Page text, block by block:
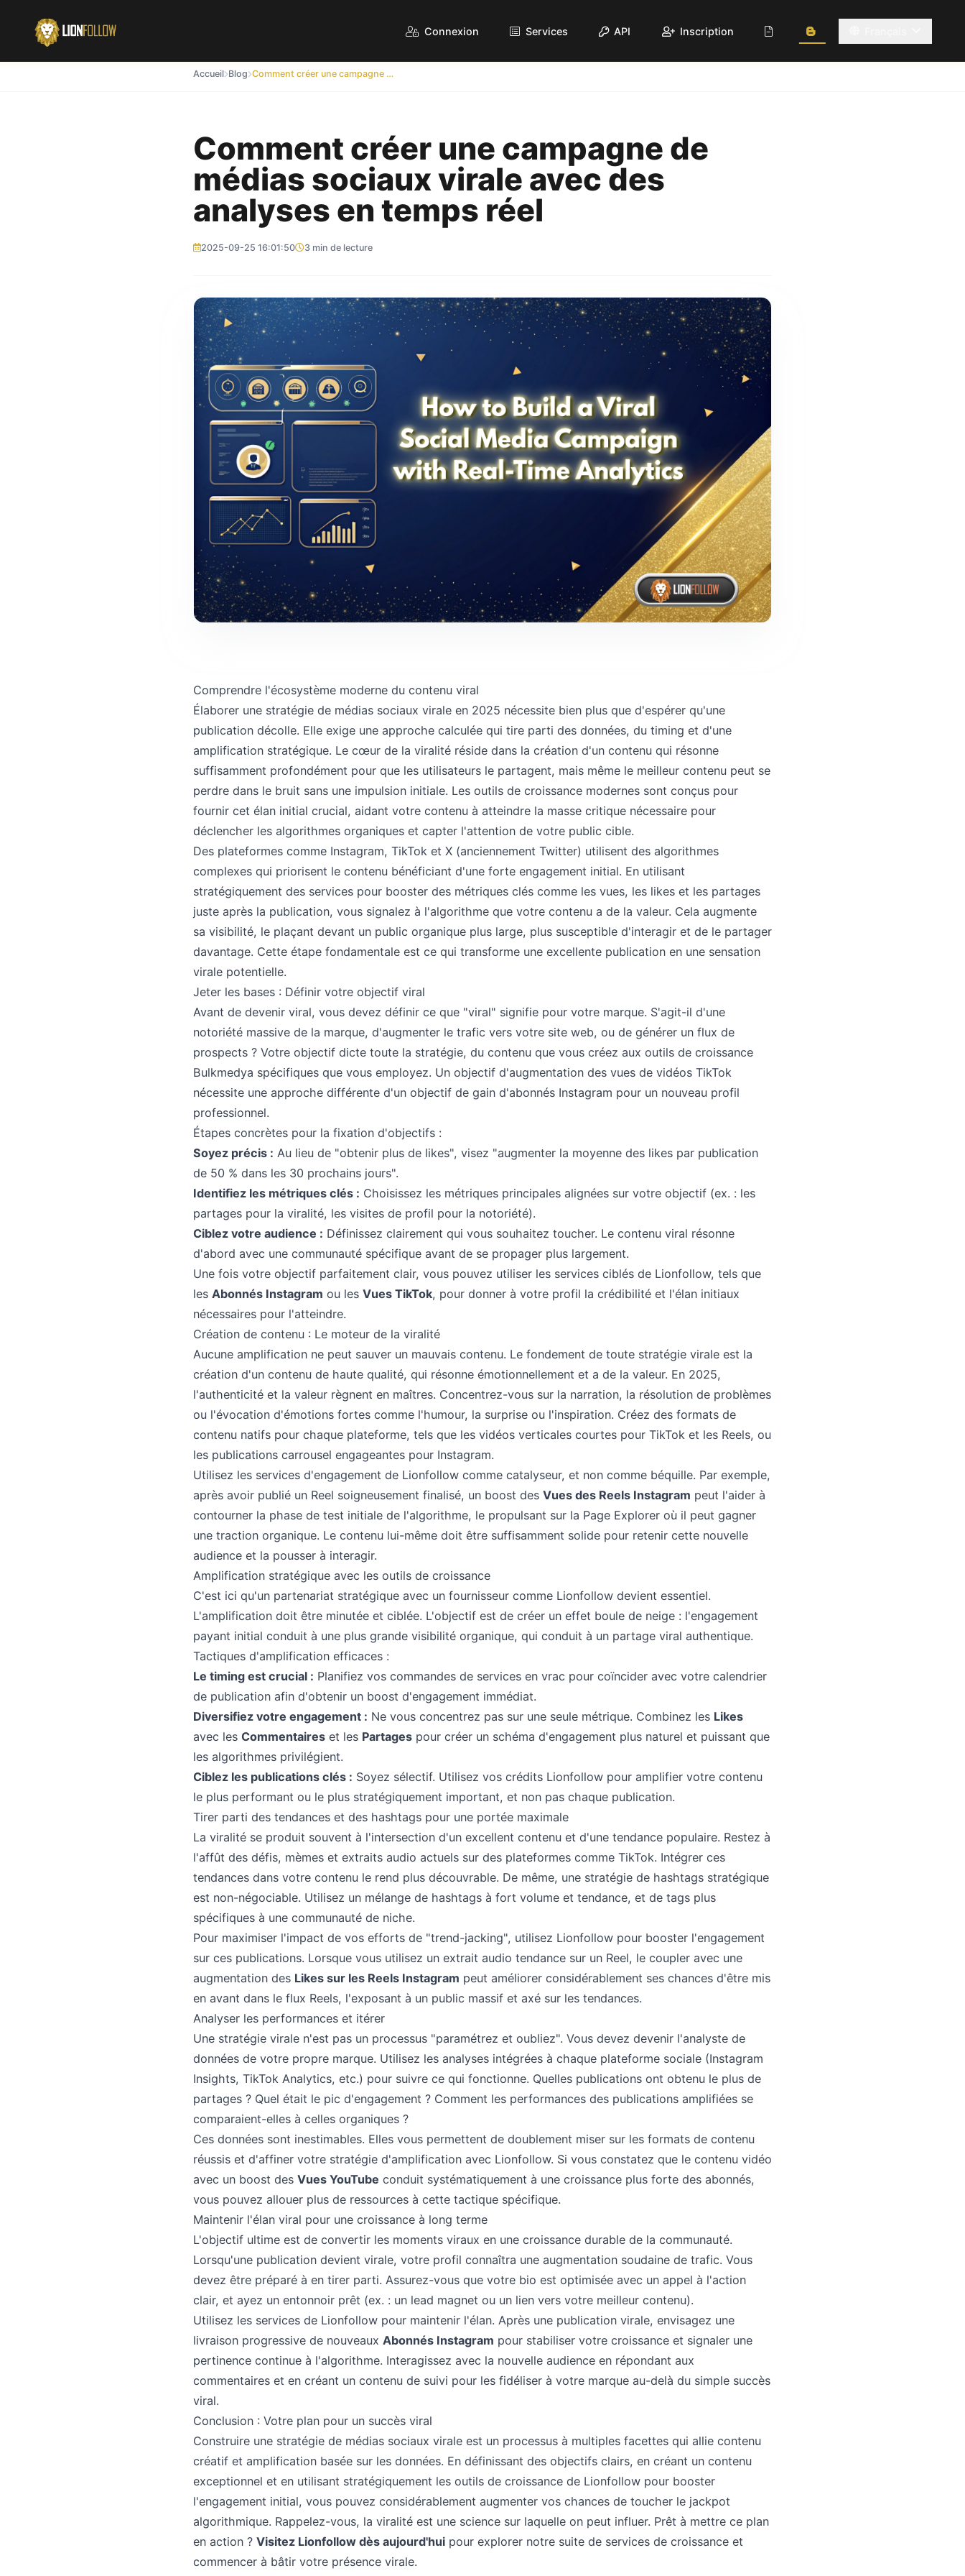
Connexion Services API Inscription
Accueil Blog Comment créer une campagne de médias sociaux virale avec des analyses en temps réel
Comment créer une campagne de
médias sociaux virale avec des
analyses en temps réel
2025-09-25 16:01:50 3 min de lecture
Comprendre l'écosystème moderne du contenu viral
Élaborer une stratégie de médias sociaux virale en 2025 nécessite bien plus que d'espérer qu'une
publication décolle. Elle exige une approche calculée qui tire parti des données, du timing et d'une
amplification stratégique. Le cœur de la viralité réside dans la création d'un contenu qui résonne
suffisamment profondément pour que les utilisateurs le partagent, mais même le meilleur contenu peut se
perdre dans le bruit sans une impulsion initiale. Les outils de croissance modernes sont conçus pour
fournir cet élan initial crucial, aidant votre contenu à atteindre la masse critique nécessaire pour
déclencher les algorithmes organiques et capter l'attention de votre public cible.
Des plateformes comme Instagram, TikTok et X (anciennement Twitter) utilisent des algorithmes
complexes qui priorisent le contenu bénéficiant d'une forte engagement initial. En utilisant
stratégiquement des services pour booster des métriques clés comme les vues, les likes et les partages
juste après la publication, vous signalez à l'algorithme que votre contenu a de la valeur. Cela augmente
sa visibilité, le plaçant devant un public organique plus large, plus susceptible d'interagir et de le partager
davantage. Cette étape fondamentale est ce qui transforme une excellente publication en une sensation
virale potentielle.
Jeter les bases : Définir votre objectif viral
Avant de devenir viral, vous devez définir ce que "viral" signifie pour votre marque. S'agit-il d'une
notoriété massive de la marque, d'augmenter le trafic vers votre site web, ou de générer un flux de
prospects ? Votre objectif dicte toute la stratégie, du contenu que vous créez aux outils de croissance
Bulkmedya spécifiques que vous employez. Un objectif d'augmentation des vues de vidéos TikTok
nécessite une approche différente d'un objectif de gain d'abonnés Instagram pour un nouveau profil
professionnel.
Étapes concrètes pour la fixation d'objectifs :
Soyez précis : Au lieu de "obtenir plus de likes", visez "augmenter la moyenne des likes par publication
de 50 % dans les 30 prochains jours".
Identifiez les métriques clés : Choisissez les métriques principales alignées sur votre objectif (ex. : les
partages pour la viralité, les visites de profil pour la notoriété).
Ciblez votre audience : Définissez clairement qui vous souhaitez toucher. Le contenu viral résonne
d'abord avec une communauté spécifique avant de se propager plus largement.
Une fois votre objectif parfaitement clair, vous pouvez utiliser les services ciblés de Lionfollow, tels que
les Abonnés Instagram ou les Vues TikTok, pour donner à votre profil la crédibilité et l'élan initiaux
nécessaires pour l'atteindre.
Création de contenu : Le moteur de la viralité
Aucune amplification ne peut sauver un mauvais contenu. Le fondement de toute stratégie virale est la
création d'un contenu de haute qualité, qui résonne émotionnellement et a de la valeur. En 2025,
l'authenticité et la valeur règnent en maîtres. Concentrez-vous sur la narration, la résolution de problèmes
ou l'évocation d'émotions fortes comme l'humour, la surprise ou l'inspiration. Créez des formats de
contenu natifs pour chaque plateforme, tels que les vidéos verticales courtes pour TikTok et les Reels, ou
les publications carrousel engageantes pour Instagram.
Utilisez les services d'engagement de Lionfollow comme catalyseur, et non comme béquille. Par exemple,
après avoir publié un Reel soigneusement finalisé, un boost des Vues des Reels Instagram peut l'aider à
contourner la phase de test initiale de l'algorithme, le propulsant sur la Page Explorer où il peut gagner
une traction organique. Le contenu lui-même doit être suffisamment solide pour retenir cette nouvelle
audience et la pousser à interagir.
Amplification stratégique avec les outils de croissance
C'est ici qu'un partenariat stratégique avec un fournisseur comme Lionfollow devient essentiel.
L'amplification doit être minutée et ciblée. L'objectif est de créer un effet boule de neige : l'engagement
payant initial conduit à une plus grande visibilité organique, qui conduit à un partage viral authentique.
Tactiques d'amplification efficaces :
Le timing est crucial : Planifiez vos commandes de services en vrac pour coïncider avec votre calendrier
de publication afin d'obtenir un boost d'engagement immédiat.
Diversifiez votre engagement : Ne vous concentrez pas sur une seule métrique. Combinez les Likes
avec les Commentaireset les Partagespour créer un schéma d'engagement plus naturel et puissant que
les algorithmes privilégient.
Ciblez les publications clés : Soyez sélectif. Utilisez vos crédits Lionfollow pour amplifier votre contenu
le plus performant ou le plus stratégiquement important, et non pas chaque publication.
Tirer parti des tendances et des hashtags pour une portée maximale
La viralité se produit souvent à l'intersection d'un excellent contenu et d'une tendance populaire. Restez à
l'affût des défis, mèmes et extraits audio actuels sur des plateformes comme TikTok. Intégrer ces
tendances dans votre contenu le rend plus découvrable. De même, une stratégie de hashtags stratégique
est non-négociable. Utilisez un mélange de hashtags à fort volume et tendance, et de tags plus
spécifiques à une communauté de niche.
Pour maximiser l'impact de vos efforts de "trend-jacking", utilisez Lionfollow pour booster l'engagement
sur ces publications. Lorsque vous utilisez un extrait audio tendance sur un Reel, le coupler avec une
augmentation des Likes sur les Reels Instagram peut améliorer considérablement ses chances d'être mis
en avant dans le flux Reels, l'exposant à un public massif et axé sur les tendances.
Analyser les performances et itérer
Une stratégie virale n'est pas un processus "paramétrez et oubliez". Vous devez devenir l'analyste de
données de votre propre marque. Utilisez les analyses intégrées à chaque plateforme sociale (Instagram
Insights, TikTok Analytics, etc.) pour suivre ce qui fonctionne. Quelles publications ont obtenu le plus de
partages ? Quel était le pic d'engagement ? Comment les performances des publications amplifiées se
comparaient-elles à celles organiques ?
Ces données sont inestimables. Elles vous permettent de doublement miser sur les formats de contenu
réussis et d'affiner votre stratégie d'amplification avec Lionfollow. Si vous constatez que le contenu vidéo
avec un boost des Vues YouTube conduit systématiquement à une croissance plus forte des abonnés,
vous pouvez allouer plus de ressources à cette tactique spécifique.
Maintenir l'élan viral pour une croissance à long terme
L'objectif ultime est de convertir les moments viraux en une croissance durable de la communauté.
Lorsqu'une publication devient virale, votre profil connaîtra une augmentation soudaine de trafic. Vous
devez être préparé à en tirer parti. Assurez-vous que votre bio est optimisée avec un appel à l'action
clair, et ayez un entonnoir prêt (ex. : un lead magnet ou un lien vers votre meilleur contenu).
Utilisez les services de Lionfollow pour maintenir l'élan. Après une publication virale, envisagez une
livraison progressive de nouveaux Abonnés Instagram pour stabiliser votre croissance et signaler une
pertinence continue à l'algorithme. Interagissez avec la nouvelle audience en répondant aux
commentaires et en créant un contenu de suivi pour les fidéliser à votre marque au-delà du simple succès
viral.
Conclusion : Votre plan pour un succès viral
Construire une stratégie de médias sociaux virale est un processus à multiples facettes qui allie contenu
créatif et amplification basée sur les données. En définissant des objectifs clairs, en créant un contenu
exceptionnel et en utilisant stratégiquement les outils de croissance de Lionfollow pour booster
l'engagement initial, vous pouvez considérablement augmenter vos chances de toucher le jackpot
algorithmique. Rappelez-vous, la viralité est une science sur laquelle on peut influer. Prêt à mettre ce plan
en action ? Visitez Lionfollow dès aujourd'huipour explorer notre suite de services de croissance et
commencer à bâtir votre présence virale.